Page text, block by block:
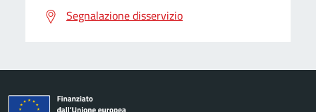
Segnalazione disservizio